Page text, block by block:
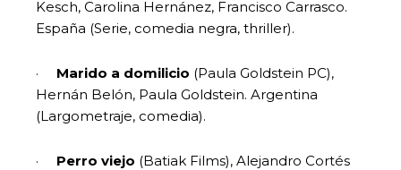
Kesch, Carolina Hernánez, Francisco Carrasco.
España (Serie, comedia negra, thriller).
· Marido a domilicio (Paula Goldstein PC),
Hernán Belón, Paula Goldstein. Argentina
(Largometraje, comedia).
· Perro viejo (Batiak Films), Alejandro Cortés